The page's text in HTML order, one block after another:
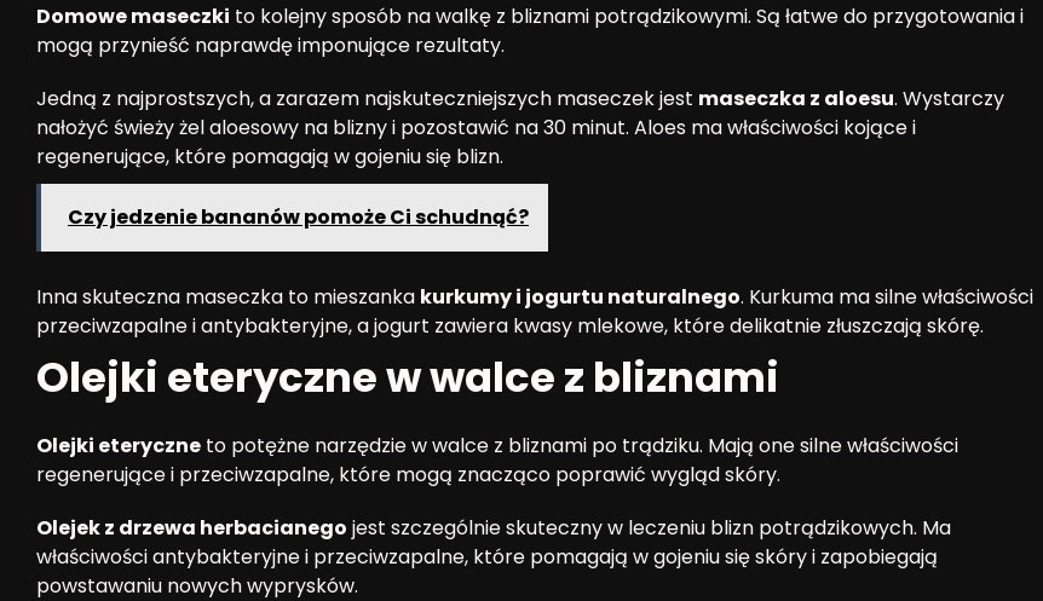
Domowe maseczki to kolejny sposób na walkę z bliznami potrądzikowymi. Są łatwe do przygotowania i
mogą przynieść naprawdę imponujące rezultaty.
Jedną z najprostszych, a zarazem najskuteczniejszych maseczek jest maseczka z aloesu. Wystarczy
nałożyć świeży żel aloesowy na blizny i pozostawić na 30 minut. Aloes ma właściwości kojące i
regenerujące, które pomagają w gojeniu się blizn.
Czy jedzenie bananów pomoże Ci schudnąć?
Inna skuteczna maseczka to mieszanka kurkumy i jogurtu naturalnego. Kurkuma ma silne właściwości
przeciwzapalne i antybakteryjne, a jogurt zawiera kwasy mlekowe, które delikatnie złuszczają skórę.
Olejki eteryczne w walce z bliznami
Olejki eteryczne to potężne narzędzie w walce z bliznami po trądziku. Mają one silne właściwości
regenerujące i przeciwzapalne, które mogą znacząco poprawić wygląd skóry.
Olejek z drzewa herbacianego jest szczególnie skuteczny w leczeniu blizn potrądzikowych. Ma
właściwości antybakteryjne i przeciwzapalne, które pomagają w gojeniu się skóry i zapobiegają
powstawaniu nowych wyprysków.